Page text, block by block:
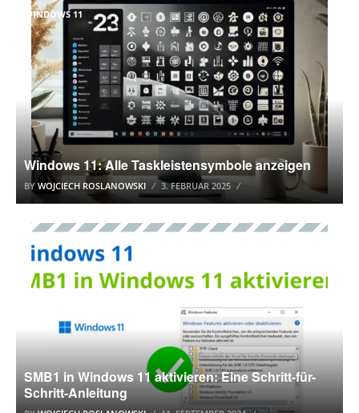
WINDOWS 11
Windows 11: Alle Taskleistensymbole anzeigen
BY WOJCIECH ROSLANOWSKI 3. FEBRUAR 2025
WINDOWS 11
SMB1 in Windows 11 aktivieren: Eine Schritt-für-
Schritt-Anleitung